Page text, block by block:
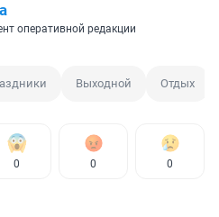
оперативной редакции
Выходной Отдых
0 0 0